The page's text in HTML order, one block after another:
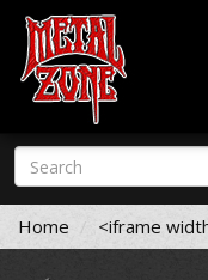
Skip
main
content
Search
form
Search
Home <iframe